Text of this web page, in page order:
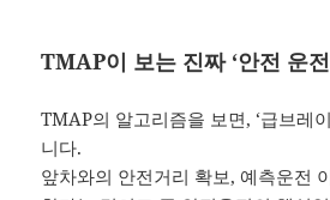
TMAP이 보는 진짜 ‘안전 운전
TMAP의 알고리즘을 보면, ‘급브레
니다.
앞차와의 안전거리 확보, 예측운전